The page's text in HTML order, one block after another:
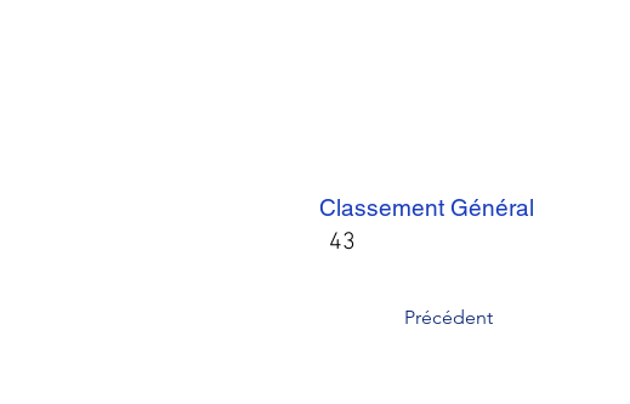
43
Classement Général
Précédent